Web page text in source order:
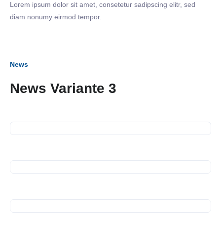
Lorem ipsum dolor sit amet, consetetur sadipscing elitr, sed
diam nonumy eirmod tempor.
News
News Variante 3